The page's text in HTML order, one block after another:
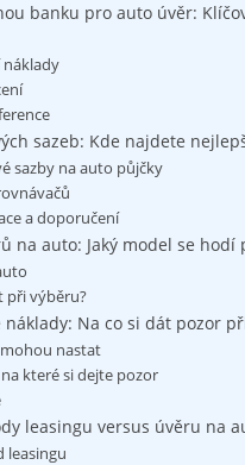
banku⁤ pro auto ⁤úvěr:
náklady
sazeb: Kde najdete
sazby​ na auto ⁣půjčky
​a doporučení
na auto: Jaký model se ⁣hodí
při výběru?
náklady: Na co si dát pozor
⁣nastat
které si ⁢dejte pozor
leasingu versus úvěru na
leasingu